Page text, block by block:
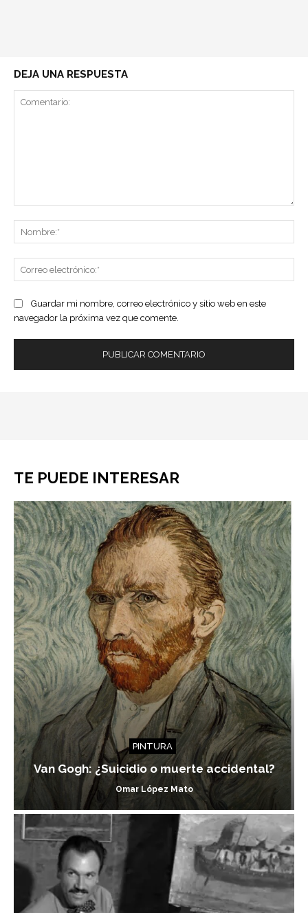
DEJA UNA RESPUESTA
Guardar mi nombre, correo electrónico y sitio web en este
navegador la próxima vez que comente.
TE PUEDE INTERESAR
PINTURA
Van Gogh: ¿Suicidio o muerte accidental?
Omar López Mato